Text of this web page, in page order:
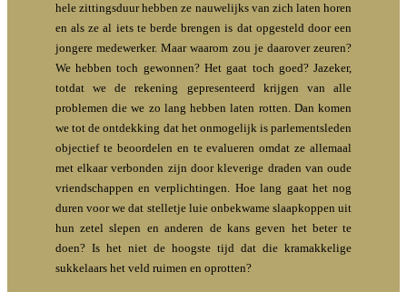
hele zittingsduur hebben ze nauwelijks van zich laten horen
en als ze al iets te berde brengen is dat opgesteld door een
jongere medewerker. Maar waarom zou je daarover zeuren?
We hebben toch gewonnen? Het gaat toch goed? Jazeker,
totdat we de rekening gepresenteerd krijgen van alle
problemen die we zo lang hebben laten rotten. Dan komen
we tot de ontdekking dat het onmogelijk is parlementsleden
objectief te beoordelen en te evalueren omdat ze allemaal
met elkaar verbonden zijn door kleverige draden van oude
vriendschappen en verplichtingen. Hoe lang gaat het nog
duren voor we dat stelletje luie onbekwame slaapkoppen uit
hun zetel slepen en anderen de kans geven het beter te
doen? Is het niet de hoogste tijd dat die kramakkelige
sukkelaars het veld ruimen en oprotten?